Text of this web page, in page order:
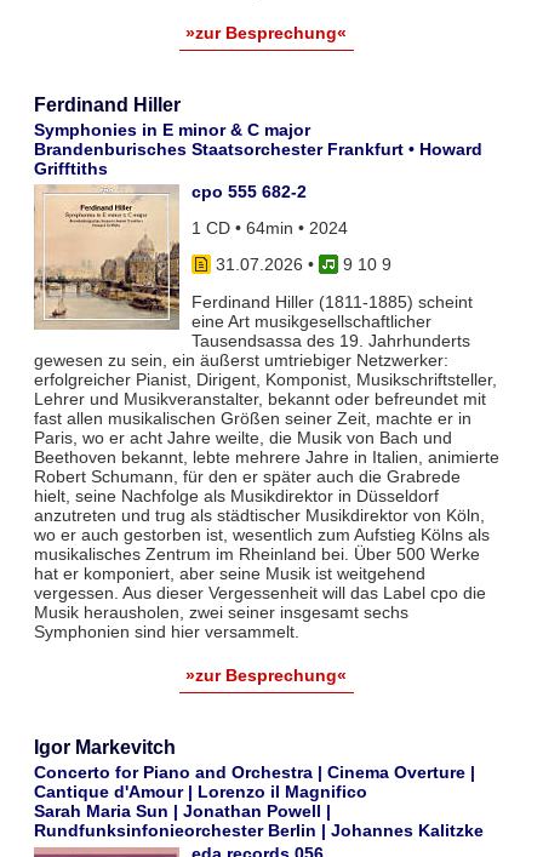
»zur Besprechung«
Ferdinand Hiller
Symphonies in E minor & C major
Brandenburisches Staatsorchester Frankfurt • Howard
Grifftiths
cpo 555 682-2
1 CD • 64min • 2024
31.07.2026 •
9 10 9
Ferdinand Hiller (1811-1885) scheint
eine Art musikgesellschaftlicher
Tausendsassa des 19. Jahrhunderts
gewesen zu sein, ein äußerst umtriebiger Netzwerker:
erfolgreicher Pianist, Dirigent, Komponist, Musikschriftsteller,
Lehrer und Musikveranstalter, bekannt oder befreundet mit
fast allen musikalischen Größen seiner Zeit, machte er in
Paris, wo er acht Jahre weilte, die Musik von Bach und
Beethoven bekannt, lebte mehrere Jahre in Italien, animierte
Robert Schumann, für den er später auch die Grabrede
hielt, seine Nachfolge als Musikdirektor in Düsseldorf
anzutreten und trug als städtischer Musikdirektor von Köln,
wo er auch gestorben ist, wesentlich zum Aufstieg Kölns als
musikalisches Zentrum im Rheinland bei. Über 500 Werke
hat er komponiert, aber seine Musik ist weitgehend
vergessen. Aus dieser Vergessenheit will das Label cpo die
Musik herausholen, zwei seiner insgesamt sechs
Symphonien sind hier versammelt.
»zur Besprechung«
Igor Markevitch
Concerto for Piano and Orchestra | Cinema Overture |
Cantique d'Amour | Lorenzo il Magnifico
Sarah Maria Sun | Jonathan Powell |
Rundfunksinfonieorchester Berlin | Johannes Kalitzke
eda records 056